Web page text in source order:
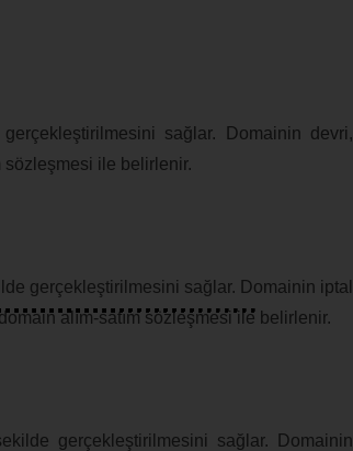
sağlar. Domainin devri,
sözleşmesi ile belirlenir.
gerçekleştirilmesini sağlar. Domainin iptal
alım-satım sözleşmesi ile belirlenir.
gerçekleştirilmesini sağlar. Domainin